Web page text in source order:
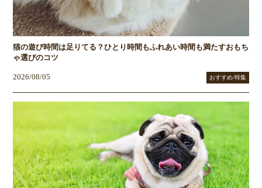
猫の遊び時間は足りてる？ひとり時間もふれあい時間も満たすおもち
ゃ選びのコツ
2026/08/05 おすすめ/特集